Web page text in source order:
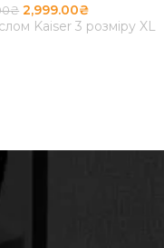
₴ 2,999.00₴
Kaiser 3 розміру XL